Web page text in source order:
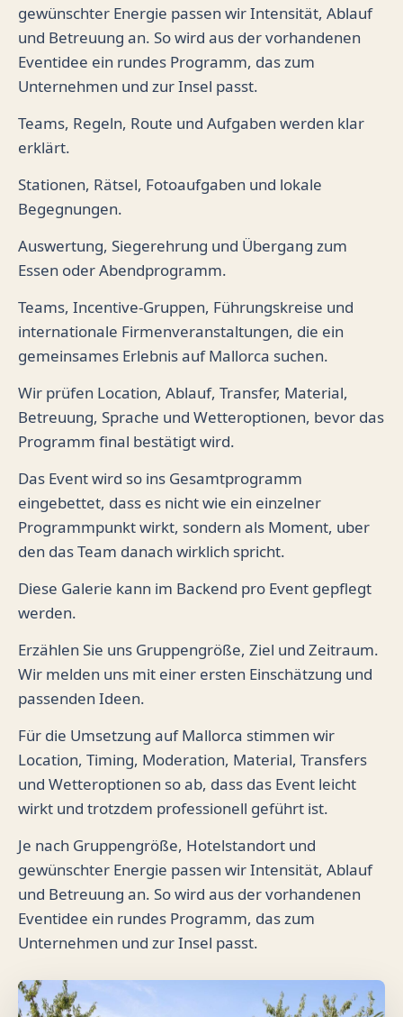
gewünschter Energie passen wir Intensität, Ablauf
und Betreuung an. So wird aus der vorhandenen
Eventidee ein rundes Programm, das zum
Unternehmen und zur Insel passt.
Teams, Regeln, Route und Aufgaben werden klar
erklärt.
Stationen, Rätsel, Fotoaufgaben und lokale
Begegnungen.
Auswertung, Siegerehrung und Übergang zum
Essen oder Abendprogramm.
Teams, Incentive-Gruppen, Führungskreise und
internationale Firmenveranstaltungen, die ein
gemeinsames Erlebnis auf Mallorca suchen.
Wir prüfen Location, Ablauf, Transfer, Material,
Betreuung, Sprache und Wetteroptionen, bevor das
Programm final bestätigt wird.
Das Event wird so ins Gesamtprogramm
eingebettet, dass es nicht wie ein einzelner
Programmpunkt wirkt, sondern als Moment, uber
den das Team danach wirklich spricht.
Diese Galerie kann im Backend pro Event gepflegt
werden.
Erzählen Sie uns Gruppengröße, Ziel und Zeitraum.
Wir melden uns mit einer ersten Einschätzung und
passenden Ideen.
Für die Umsetzung auf Mallorca stimmen wir
Location, Timing, Moderation, Material, Transfers
und Wetteroptionen so ab, dass das Event leicht
wirkt und trotzdem professionell geführt ist.
Je nach Gruppengröße, Hotelstandort und
gewünschter Energie passen wir Intensität, Ablauf
und Betreuung an. So wird aus der vorhandenen
Eventidee ein rundes Programm, das zum
Unternehmen und zur Insel passt.